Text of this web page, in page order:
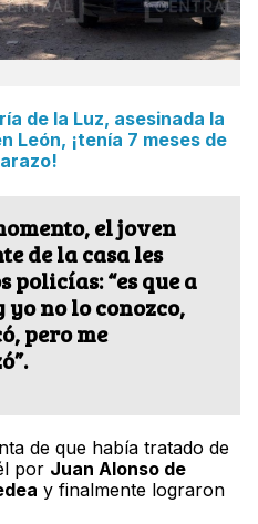
de la Luz, asesinada la
León, ¡tenía 7 meses de
el joven
de la casa les
policías: “es que a
yo no lo conozco,
pero me
de que había tratado de
por Juan Alonso de
y finalmente lograron